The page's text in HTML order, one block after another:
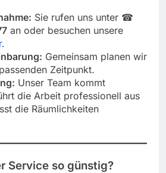
Sie rufen uns unter ☎︎
an oder besuchen unsere
.
Gemeinsam planen wir
Zeitpunkt.
Unser Team kommt
die Arbeit professionell aus
die Räumlichkeiten
Service so günstig?